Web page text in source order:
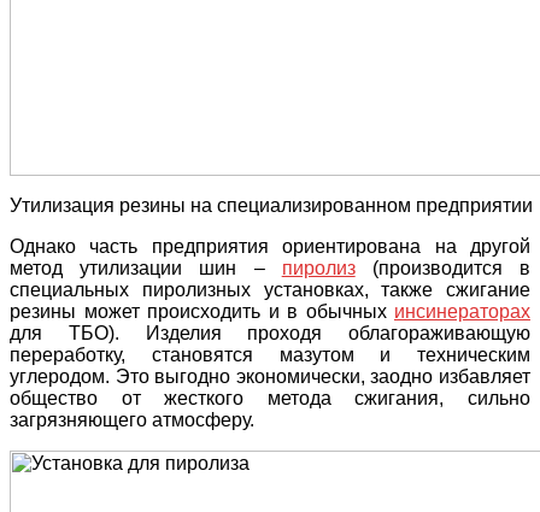
Утилизация резины на специализированном предприятии
Однако часть предприятия ориентирована на другой
метод утилизации шин – пиролиз(производится в
специальных пиролизных установках, также сжигание
резины может происходить и в обычных инсинераторах
для ТБО). Изделия проходя облагораживающую
переработку, становятся мазутом и техническим
углеродом. Это выгодно экономически, заодно избавляет
общество от жесткого метода сжигания, сильно
загрязняющего атмосферу.